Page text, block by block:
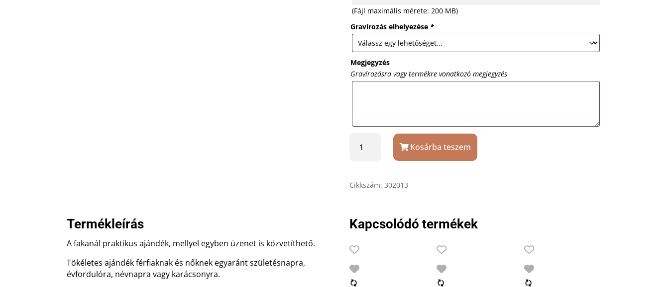
(Fájl maximális mérete: 200 MB)
Gravírozás elhelyezése *
Megjegyzés
Gravírozásra vagy termékre vonatkozó megjegyzés
egyedi
Kosárba teszem
Cikkszám: 302013
Termékleírás
A fakanál praktikus ajándék, mellyel egyben üzenet is közvetíthető.
Tökéletes ajándék férfiaknak és nőknek egyaránt születésnapra,
évfordulóra, névnapra vagy karácsonyra.
Kapcsolódó termékek